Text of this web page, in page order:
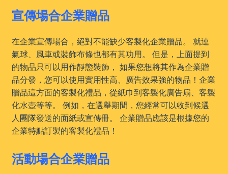
宣傳場合企業贈品
在企業宣傳場合，絕對不能缺少客製化企業贈品。 就連
氣球、風車或裝飾布條也都有其功用。 但是，上面提到
的物品只可以用作靜態裝飾， 如果您想將其作為企業贈
品分發，您可以使用實用性高、廣告效果強的物品！企業
贈品這方面的客製化禮品，從紙巾到客製化廣告扇、客製
化水壺等等。 例如，在選舉期間，您經常可以收到候選
人團隊發送的面紙或宣傳冊。 企業贈品應該是根據您的
企業特點訂製的客製化禮品！
活動場合企業贈品